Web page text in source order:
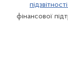
фінансової